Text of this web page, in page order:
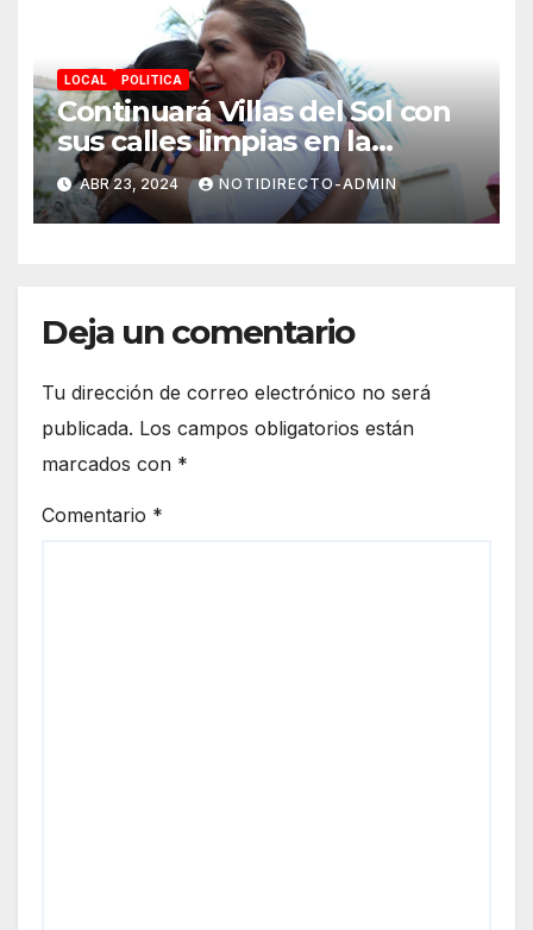
LOCAL POLITICA
Continuará Villas del Sol con
sus calles limpias en la
renovación: Lili Campos
ABR 23, 2024 NOTIDIRECTO-ADMIN
Deja un comentario
Tu dirección de correo electrónico no será
publicada. Los campos obligatorios están
marcados con *
Comentario *